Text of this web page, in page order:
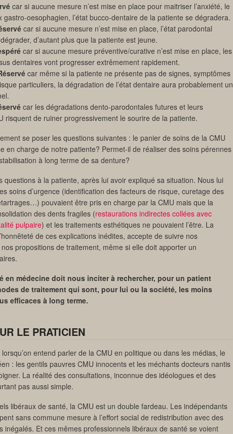
car si aucune mesure n’est mise en place pour maitriser l’anxiété, le
gastro-oesophagien, l’état bucco-dentaire de la patiente se dégradera.
car si aucune mesure n’est mise en place, l’état parodontal
d’autant plus que la patiente est jeune.
car si aucune mesure préventive/curative n’est mise en place, les
dentaires vont progresser extrêmement rapidement.
car même si la patiente ne présente pas de signes, symptômes
particuliers, la dégradation de l’état dentaire aura probablement un
car les dégradations dento-parodontales futures et leurs
risquent de ruiner progressivement le sourire de la patiente.
se poser les questions suivantes : le panier de soins de la CMU
en charge de notre patiente? Permet-il de réaliser des soins pérennes
à long terme de sa denture?
questions à la patiente, après lui avoir expliqué sa situation. Nous lui
soins d’urgence (identification des facteurs de risque, curetage des
pouvaient être pris en charge par la CMU mais que la
des dents fragiles (restaurations indirectes collées avec
pulpaire) et les traitements esthétiques ne pouvaient l’être. La
de ces explications inédites, accepte de suivre nos
propositions de traitement, même si elle doit apporter un
en médecine doit nous inciter à rechercher, pour un patient
de traitement qui sont, pour lui ou la société, les moins
efficaces à long terme.
LE PRATICIEN
entend parler de la CMU en politique ou dans les médias, le
: les gentils pauvres CMU innocents et les méchants docteurs nantis
La réalité des consultations, inconnue des idéologues et des
pas aussi simple.
libéraux de santé, la CMU est un double fardeau. Les indépendants
sans commune mesure à l’effort social de redistribution avec des
inégalés. Et ces mêmes professionnels libéraux de santé se voient